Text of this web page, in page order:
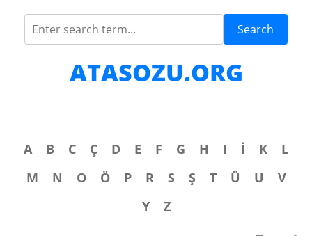
Search
ATASOZU.ORG
A B C Ç D E F G H I İ K
L
M
N O Ö P R S Ş T Ü U
V
Y
Z